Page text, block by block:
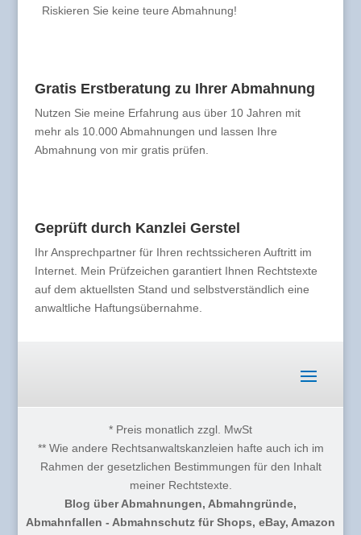
Riskieren Sie keine teure Abmahnung!
Gratis Erstberatung zu Ihrer Abmahnung
Nutzen Sie meine Erfahrung aus über 10 Jahren mit
mehr als 10.000 Abmahnungen und lassen Ihre
Abmahnung von mir gratis prüfen.
Geprüft durch Kanzlei Gerstel
Ihr Ansprechpartner für Ihren rechtssicheren Auftritt im
Internet. Mein Prüfzeichen garantiert Ihnen Rechtstexte
auf dem aktuellsten Stand und selbstverständlich eine
anwaltliche Haftungsübernahme.
* Preis monatlich zzgl. MwSt
** Wie andere Rechtsanwaltskanzleien hafte auch ich im
Rahmen der gesetzlichen Bestimmungen für den Inhalt
meiner Rechtstexte.
Blog über Abmahnungen, Abmahngründe,
Abmahnfallen - Abmahnschutz für Shops, eBay, Amazon